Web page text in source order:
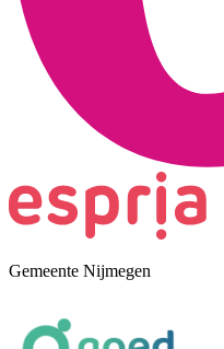
Gemeente Nijmegen